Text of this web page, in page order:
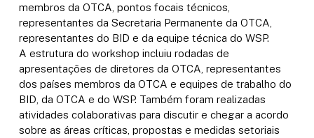
membros da OTCA, pontos focais técnicos,
representantes da Secretaria Permanente da OTCA,
representantes do BID e da equipe técnica do WSP.
A estrutura do workshop incluiu rodadas de
apresentações de diretores da OTCA, representantes
dos países membros da OTCA e equipes de trabalho do
BID, da OTCA e do WSP. Também foram realizadas
atividades colaborativas para discutir e chegar a acordo
sobre as áreas críticas, propostas e medidas setoriais